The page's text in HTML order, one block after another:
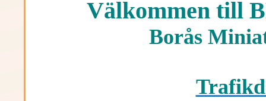
Välkommen till
Borås